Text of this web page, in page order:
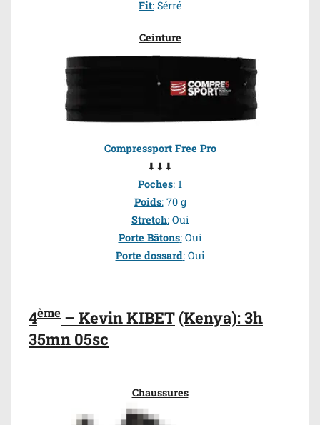
Fit: Sérré
Ceinture
Compressport Free Pro
⬇⬇⬇
Poches: 1
Poids:70 g
Stretch:Oui
Porte Bâtons:Oui
Porte dossard:Oui
4ème – Kevin KIBET (Kenya): 3h
35mn 05sc
Chaussures